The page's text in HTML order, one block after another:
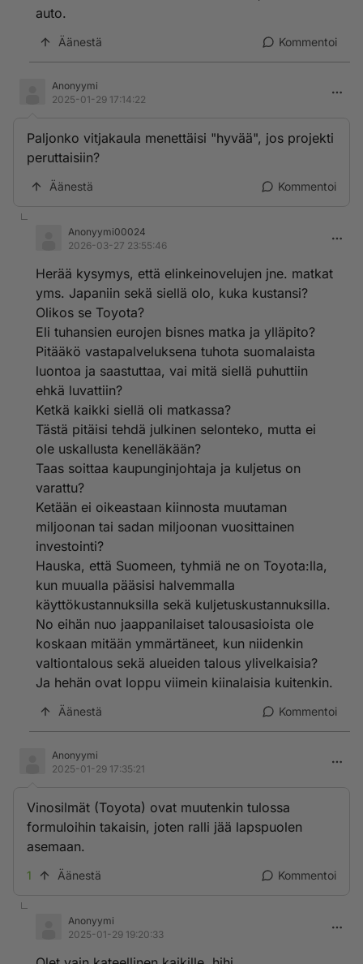
auto.
Äänestä Kommentoi
Anonyymi
2025-01-29 17:14:22
Paljonko vitjakaula menettäisi "hyvää", jos projekti
peruttaisiin?
Äänestä Kommentoi
Anonyymi00024
2026-03-27 23:55:46
Herää kysymys, että elinkeinovelujen jne. matkat
yms. Japaniin sekä siellä olo, kuka kustansi?
Olikos se Toyota?
Eli tuhansien eurojen bisnes matka ja ylläpito?
Pitääkö vastapalveluksena tuhota suomalaista
luontoa ja saastuttaa, vai mitä siellä puhuttiin
ehkä luvattiin?
Ketkä kaikki siellä oli matkassa?
Tästä pitäisi tehdä julkinen selonteko, mutta ei
ole uskallusta kenelläkään?
Taas soittaa kaupunginjohtaja ja kuljetus on
varattu?
Ketään ei oikeastaan kiinnosta muutaman
miljoonan tai sadan miljoonan vuosittainen
investointi?
Hauska, että Suomeen, tyhmiä ne on Toyota:lla,
kun muualla pääsisi halvemmalla
käyttökustannuksilla sekä kuljetuskustannuksilla.
No eihän nuo jaappanilaiset talousasioista ole
koskaan mitään ymmärtäneet, kun niidenkin
valtiontalous sekä alueiden talous ylivelkaisia?
Ja hehän ovat loppu viimein kiinalaisia kuitenkin.
Äänestä Kommentoi
Anonyymi
2025-01-29 17:35:21
Vinosilmät (Toyota) ovat muutenkin tulossa
formuloihin takaisin, joten ralli jää lapspuolen
asemaan.
1 Äänestä Kommentoi
Anonyymi
2025-01-29 19:20:33